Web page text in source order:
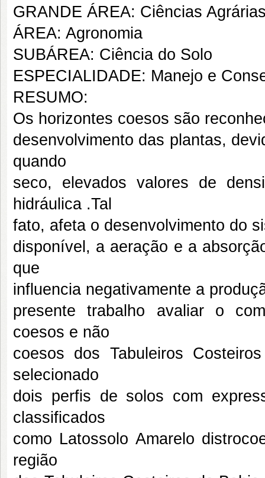
GRANDE ÁREA: Ciências
ÁREA: Agronomia
SUBÁREA: Ciência do Solo
ESPECIALIDADE: Manejo e
RESUMO:
Os horizontes coesos são
desenvolvimento das plantas,
quando
seco, elevados valores de
hidráulica .Tal
fato, afeta o desenvolvimento do
disponível, a aeração e a
que
influencia negativamente a
presente trabalho avaliar o
coesos e não
coesos dos Tabuleiros
selecionado
dois perfis de solos com
classificados
como Latossolo Amarelo
região